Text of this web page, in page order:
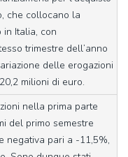
che collocano la
Italia, con
trimestre dell’anno
delle erogazioni
milioni di euro.
nella prima parte
del primo semestre
negativa pari a -11,5%,